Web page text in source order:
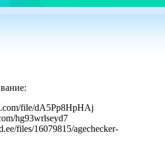
file/dA5Pp8HpHAj
hg93wrlseyd7
files/16079815/agechecker-